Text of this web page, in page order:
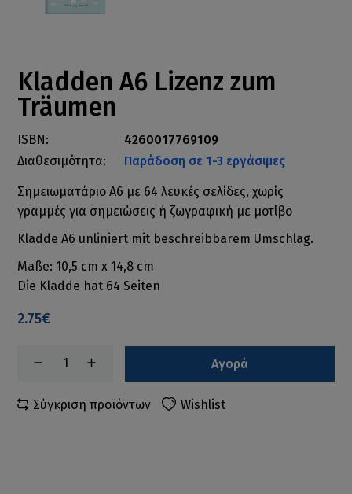
Kladden A6 Lizenz zum
Träumen
ISBN:
4260017769109
Διαθεσιμότητα:
Παράδοση σε 1-3 εργάσιμες
Σημειωματάριο Α6 με 64 λευκές σελίδες, χωρίς
γραμμές για σημειώσεις ή ζωγραφική με μοτίβο
Kladde A6 unliniert mit beschreibbarem Umschlag.
Maße: 10,5 cm x 14,8 cm
Die Kladde hat 64 Seiten
2.75€
Αγορά
Σύγκριση προϊόντων Wishlist